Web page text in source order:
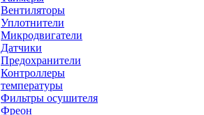
Вентиляторы
Уплотнители
Микродвигатели
Датчики
Предохранители
Контроллеры
температуры
Фильтры осушителя
Фреон